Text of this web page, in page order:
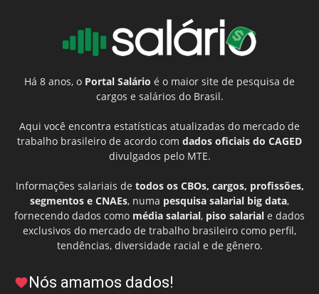
Há 8 anos, o Portal Salário é o maior site de pesquisa de
cargos e salários do Brasil.
Aqui você encontra estatísticas atualizadas do mercado de
trabalho brasileiro de acordo com dados oficiais do CAGED
divulgados pelo MTE.
Informações salariais de todos os CBOs, cargos, profissões,
segmentos e CNAEs, numa pesquisa salarial big data,
fornecendo dados como média salarial, piso salarial e dados
exclusivos do mercado de trabalho brasileiro como perfil,
tendências, diversidade racial e de gênero.
Nós amamos dados!